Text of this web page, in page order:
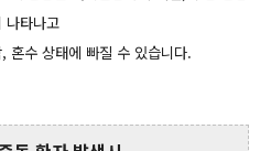
나타나고
혼수 상태에 빠질 수 있습니다.